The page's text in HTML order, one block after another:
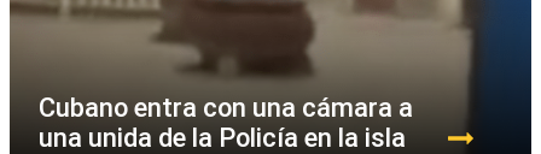
Cubano entra con una cámara a
una unida de la Policía en la isla